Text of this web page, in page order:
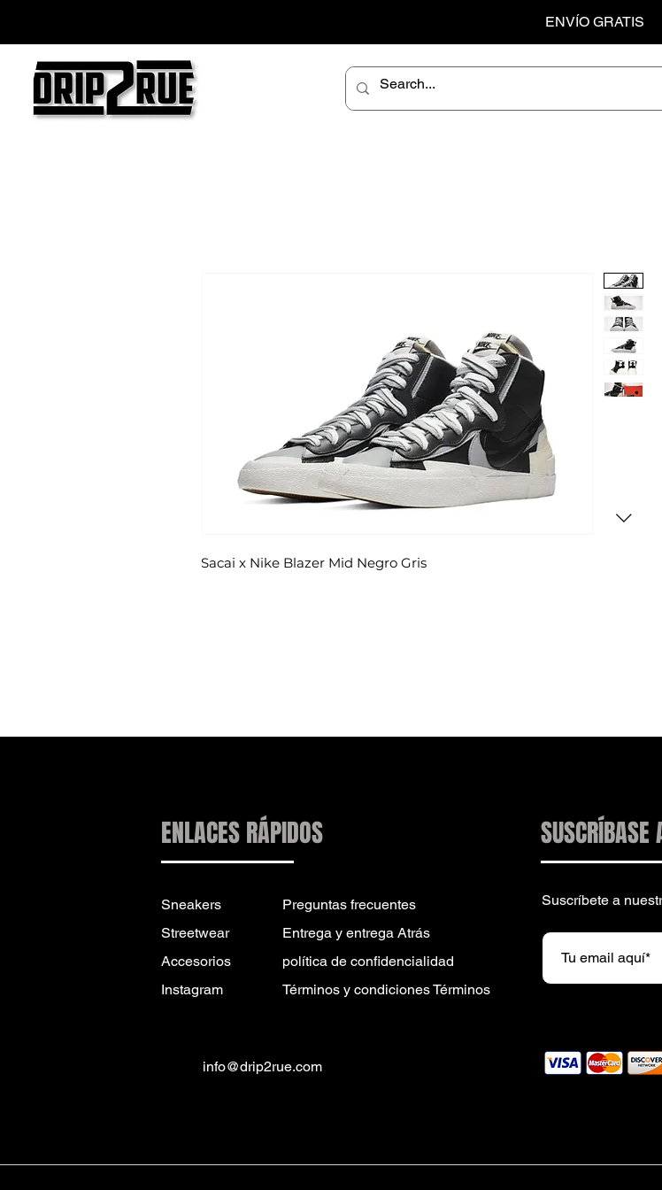
ENVÍO GRATIS
Sacai x Nike Blazer Mid Negro Gris
ENLACES RÁPIDOS
Sneakers
Streetwear
Accesorios
Instagram
Preguntas frecuentes
Entrega y entrega Atrás
política de confidencialidad
Términos y condiciones Términos
info@drip2rue.com
SUSCRÍBASE
Suscríbete a